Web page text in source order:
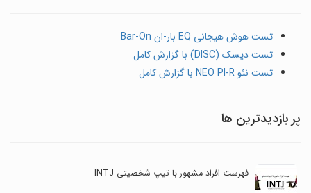
تست هوش هیجانی EQ بار-ان Bar-On
تست دیسک (DISC) با گزارش کامل
تست نئو NEO PI-R با گزارش کامل
پر بازدیدترین ها
فهرست افراد مشهور با تیپ شخصیتی INTJ